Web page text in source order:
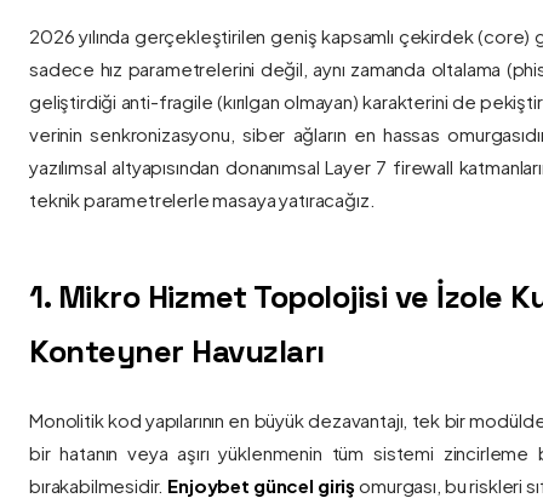
2026 yılında gerçekleştirilen geniş kapsamlı çekirdek
sadece hız parametrelerini değil, aynı zamanda oltalama
geliştirdiği anti-fragile (kırılgan olmayan) karakterini de
verinin senkronizasyonu, siber ağların en hassas
yazılımsal altyapısından donanımsal Layer 7 firewall
teknik parametrelerle masaya yatıracağız.
1. Mikro Hizmet Topolojisi ve İzole
Konteyner Havuzları
Monolitik kod yapılarının en büyük dezavantajı, tek bir
bir hatanın veya aşırı yüklenmenin tüm sistemi zincirleme
bırakabilmesidir. Enjoybet güncel giriş omurgası, bu riskleri